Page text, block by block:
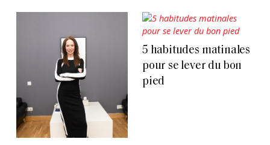
5 habitudes matinales
pour se lever du bon
pied